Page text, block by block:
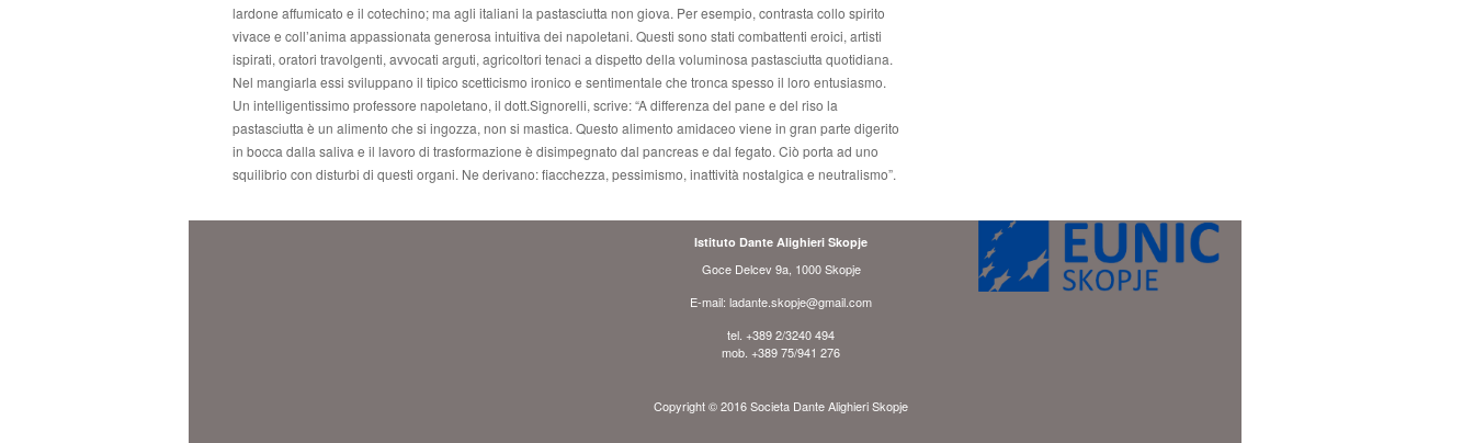
lardone affumicato e il cotechino; ma agli italiani la pastasciutta non giova. Per esempio, contrasta collo spirito
vivace e coll’anima appassionata generosa intuitiva dei napoletani. Questi sono stati combattenti eroici, artisti
ispirati, oratori travolgenti, avvocati arguti, agricoltori tenaci a dispetto della voluminosa pastasciutta quotidiana.
Nel mangiarla essi sviluppano il tipico scetticismo ironico e sentimentale che tronca spesso il loro entusiasmo.
Un intelligentissimo professore napoletano, il dott.Signorelli, scrive: “A differenza del pane e del riso la
pastasciutta è un alimento che si ingozza, non si mastica. Questo alimento amidaceo viene in gran parte digerito
in bocca dalla saliva e il lavoro di trasformazione è disimpegnato dal pancreas e dal fegato. Ciò porta ad uno
squilibrio con disturbi di questi organi. Ne derivano: fiacchezza, pessimismo, inattività nostalgica e neutralismo”.
Istituto Dante Alighieri Skopje
Goce Delcev 9a, 1000 Skopje
E-mail: ladante.skopje@gmail.com
tel. +389 2/3240 494
mob. +389 75/941 276
Copyright © 2016 Societa Dante Alighieri Skopje